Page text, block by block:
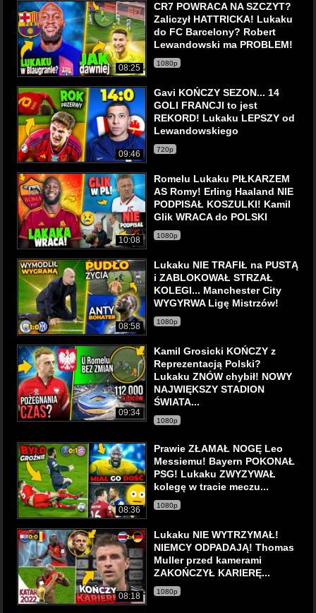
08:25
CR7 POWRACA NA SZCZYT?
Zaliczył HATTRICKA! Lukaku
do FC Barcelony? Robert
Lewandowski ma PROBLEM!
1080p
09:46
Gavi KOŃCZY SEZON... 14
GOLI FRANCJI to jest
REKORD! Lukaku LEPSZY od
Lewandowskiego
720p
10:08
Romelu Lukaku PIŁKARZEM
AS Romy! Erling Haaland NIE
PODPISAŁ KOSZULKI! Kamil
Glik WRACA do POLSKI
1080p
08:58
Lukaku NIE TRAFIŁ na PUSTĄ
i ZABLOKOWAŁ STRZAŁ
KOLEGI... Manchester City
WYGYRWA Ligę Mistrzów!
1080p
09:34
Kamil Grosicki KOŃCZY z
Reprezentacją Polski?
Lukaku ZNÓW chybił! NOWY
NAJWIĘKSZY STADION
ŚWIATA...
1080p
08:36
Prawie ZŁAMAŁ NOGĘ Leo
Messiemu! Bayern POKONAŁ
PSG! Lukaku ZWYZYWAŁ
kolegę w tracie meczu...
1080p
08:18
Lukaku NIE WYTRZYMAŁ!
NIEMCY ODPADAJĄ! Thomas
Muller przed kamerami
ZAKOŃCZYŁ KARIERĘ...
1080p